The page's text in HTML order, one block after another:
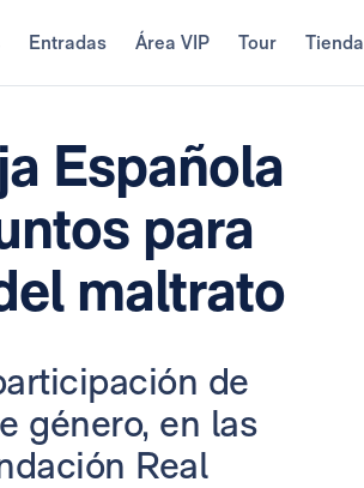
Entradas Área VIP Tour Tienda
Española
para
maltrato
de
género, en las
Real